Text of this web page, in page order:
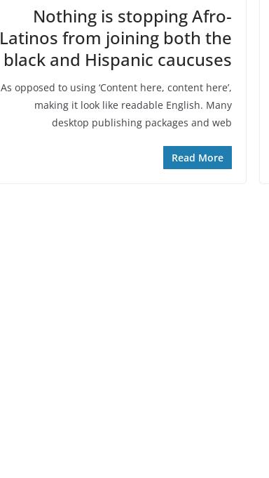
Nothing is stopping Afro-
Latinos from joining both the
black and Hispanic caucuses
As opposed to using ‘Content here, content here’,
making it look like readable English. Many
desktop publishing packages and web
Read More